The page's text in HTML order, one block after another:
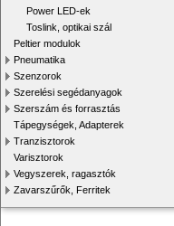
Power LED-ek
Toslink, optikai szál
Peltier modulok
Pneumatika
Szenzorok
Szerelési segédanyagok
Szerszám és forrasztás
Tápegységek, Adapterek
Tranzisztorok
Varisztorok
Vegyszerek, ragasztók
Zavarszűrők, Ferritek